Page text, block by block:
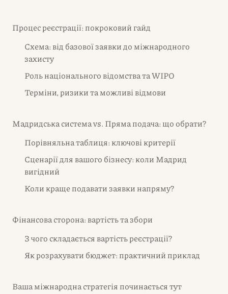
Процес реєстрації: покроковий гайд
Схема: від базової заявки до міжнародного
захисту
Роль національного відомства та WIPO
Терміни, ризики та можливі відмови
Мадридська система vs. Пряма подача: що обрати?
Порівняльна таблиця: ключові критерії
Сценарії для вашого бізнесу: коли Мадрид
вигідний
Коли краще подавати заявки напряму?
Фінансова сторона: вартість та збори
З чого складається вартість реєстрації?
Як розрахувати бюджет: практичний приклад
Ваша міжнародна стратегія починається тут